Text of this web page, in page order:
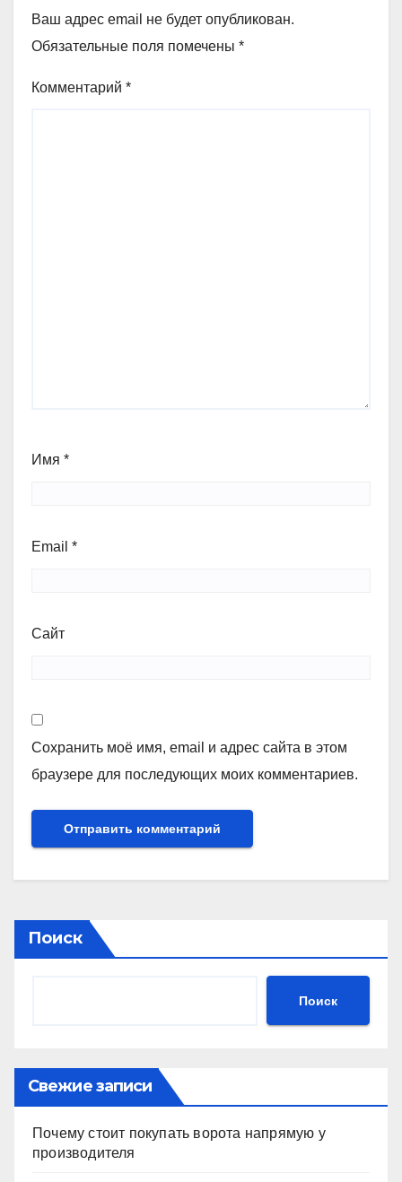
Ваш адрес email не будет опубликован.
Обязательные поля помечены *
Комментарий *
Имя *
Email *
Сайт
Сохранить моё имя, email и адрес сайта в этом
браузере для последующих моих комментариев.
Поиск
Поиск
Свежие записи
Почему стоит покупать ворота напрямую у
производителя